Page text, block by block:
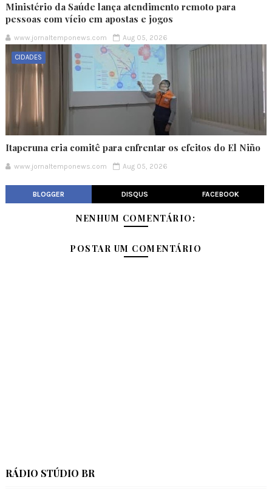
Ministério da Saúde lança atendimento remoto para
pessoas com vício em apostas e jogos
www.jornaltemponews.com Aug 05, 2026
CIDADES
Itaperuna cria comitê para enfrentar os efeitos do El Niño
www.jornaltemponews.com Aug 05, 2026
BLOGGER DISQUS FACEBOOK
NENHUM COMENTÁRIO:
POSTAR UM COMENTÁRIO
RÁDIO STÚDIO BR